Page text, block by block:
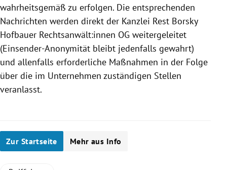
wahrheitsgemäß zu erfolgen. Die entsprechenden
Nachrichten werden direkt der Kanzlei Rest Borsky
Hofbauer Rechtsanwält:innen OG weitergeleitet
(Einsender-Anonymität bleibt jedenfalls gewahrt)
und allenfalls erforderliche Maßnahmen in der Folge
über die im Unternehmen zuständigen Stellen
veranlasst.
Zur Startseite Mehr aus Info